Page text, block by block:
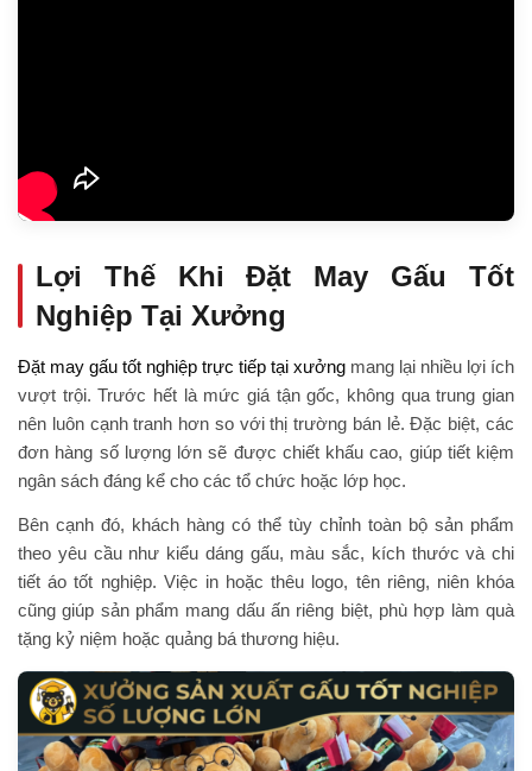
Lợi Thế Khi Đặt May Gấu Tốt
Nghiệp Tại Xưởng
Đặt may gấu tốt nghiệp trực tiếp tại xưởng mang lại nhiều lợi ích
vượt trội. Trước hết là mức giá tận gốc, không qua trung gian
nên luôn cạnh tranh hơn so với thị trường bán lẻ. Đặc biệt, các
đơn hàng số lượng lớn sẽ được chiết khấu cao, giúp tiết kiệm
ngân sách đáng kể cho các tổ chức hoặc lớp học.
Bên cạnh đó, khách hàng có thể tùy chỉnh toàn bộ sản phẩm
theo yêu cầu như kiểu dáng gấu, màu sắc, kích thước và chi
tiết áo tốt nghiệp. Việc in hoặc thêu logo, tên riêng, niên khóa
cũng giúp sản phẩm mang dấu ấn riêng biệt, phù hợp làm quà
tặng kỷ niệm hoặc quảng bá thương hiệu.